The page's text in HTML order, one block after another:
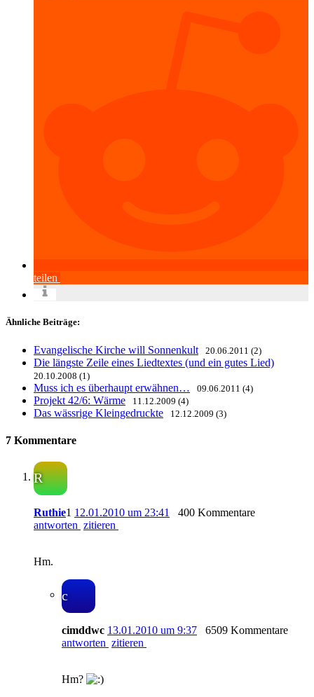
teilen
Ähnliche Beiträge:
Evangelische Kirche will Sonnenkult 20.06.2011 (2)
Die längste Zeile eines Liedtextes (und ein gutes Lied)
20.10.2008 (1)
Muss ich es überhaupt erwähnen… 09.06.2011 (4)
Projekt 42/6: Wärme 11.12.2009 (4)
Das wässrige Kleingedruckte 12.12.2009 (3)
7 Kommentare
R
Ruthie1 12.01.2010 um 23:41
400 Kommentare
antworten zitieren
Hm.
c
cimddwc 13.01.2010 um 9:37
6509 Kommentare
antworten zitieren
Hm?